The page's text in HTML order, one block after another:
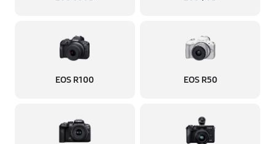
EOS R100 EOS R50